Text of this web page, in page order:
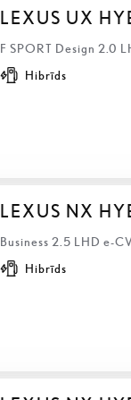
LEXUS UX
F SPORT Design 2.0
Hibrīds
LEXUS NX
Business 2.5 LHD e-
Hibrīds